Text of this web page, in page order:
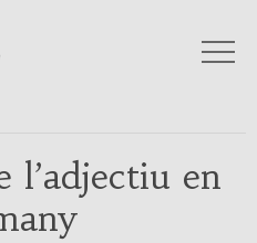
l’adjectiu en